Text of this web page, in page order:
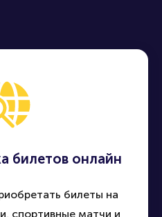
билетов онлайн
билеты на
спортивные матчи и